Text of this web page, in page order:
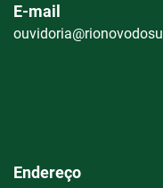
E-mail
Endereço